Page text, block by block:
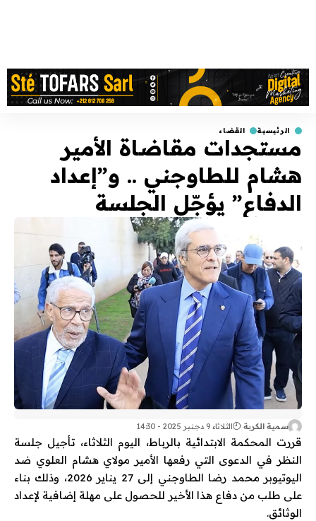
الرئيسية القضاء
مستجدات مقاضاة الأمير
هشام للطاوجني .. و”إعداد
الدفاع” يؤجّل الجلسة
سمية الكربة الثلاثاء 9 دجنبر 2025 - 14:30
قررت المحكمة الابتدائية بالرباط، اليوم الثلاثاء، تأجيل جلسة
النظر في الدعوى التي رفعها الأمير مولاي هشام العلوي ضد
اليوتيوبر محمد رضا الطاوجني إلى 27 يناير 2026، وذلك بناء
على طلب من دفاع هذا الأخير للحصول على مهلة إضافية لإعداد
الوثائق.